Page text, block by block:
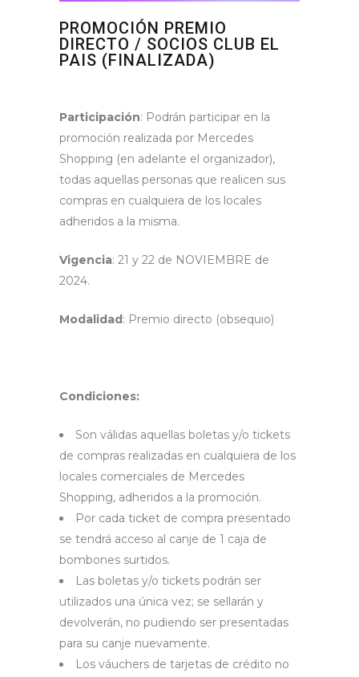
PROMOCIÓN PREMIO
DIRECTO / SOCIOS CLUB EL
PAIS (FINALIZADA)
Participación: Podrán participar en la
promoción realizada por Mercedes
Shopping (en adelante el organizador),
todas aquellas personas que realicen sus
compras en cualquiera de los locales
adheridos a la misma.
Vigencia: 21 y 22 de NOVIEMBRE de
2024.
Modalidad: Premio directo (obsequio)
Condiciones:
Son válidas aquellas boletas y/o tickets
de compras realizadas en cualquiera de los
locales comerciales de Mercedes
Shopping, adheridos a la promoción.
Por cada ticket de compra presentado
se tendrá acceso al canje de 1 caja de
bombones surtidos.
Las boletas y/o tickets podrán ser
utilizados una única vez; se sellarán y
devolverán, no pudiendo ser presentadas
para su canje nuevamente.
Los váuchers de tarjetas de crédito no